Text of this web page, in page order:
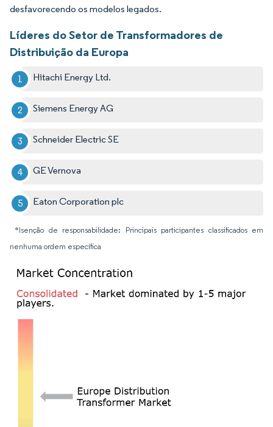
desfavorecendo os modelos legados.
Líderes do Setor de Transformadores de
Distribuição da Europa
Hitachi Energy Ltd.
Siemens Energy AG
Schneider Electric SE
GE Vernova
Eaton Corporation plc
*Isenção de responsabilidade: Principais participantes classificados em
nenhuma ordem específica